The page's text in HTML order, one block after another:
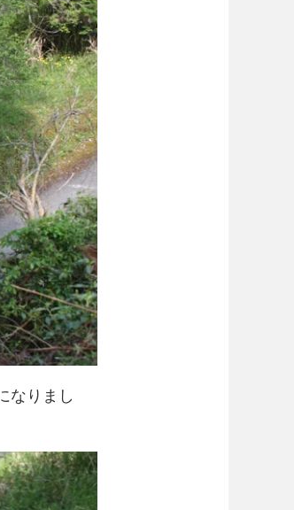
なりまし